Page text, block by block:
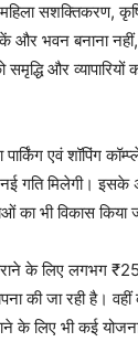
सशक्तिकरण,
और भवन बनाना
और
एवं शॉपिंग
गति मिलेगी। इसके
का भी विकास किया
के लिए लगभग
की जा रही है। वहीं
के लिए भी कई